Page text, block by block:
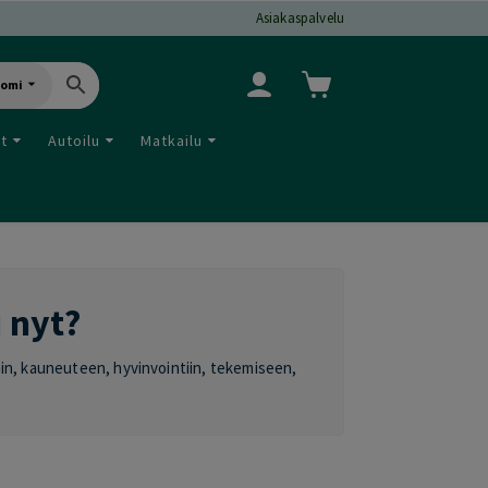
Asiakaspalvelu
Autoilu Matkailu
kauneuteen, hyvinvointiin, tekemiseen,